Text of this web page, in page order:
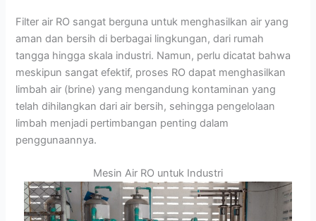
Filter air RO sangat berguna untuk menghasilkan air yang
aman dan bersih di berbagai lingkungan, dari rumah
tangga hingga skala industri. Namun, perlu dicatat bahwa
meskipun sangat efektif, proses RO dapat menghasilkan
limbah air (brine) yang mengandung kontaminan yang
telah dihilangkan dari air bersih, sehingga pengelolaan
limbah menjadi pertimbangan penting dalam
penggunaannya.
Mesin Air RO untuk Industri